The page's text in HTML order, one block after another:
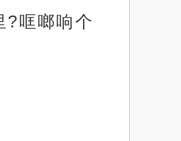
?哐啷响个